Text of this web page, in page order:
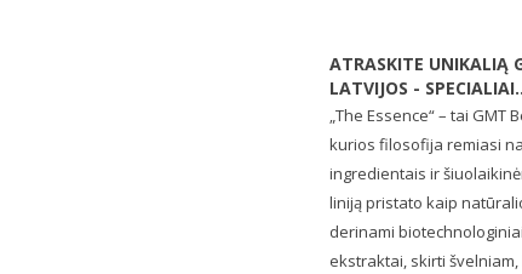
ATRASKITE UNIKALIĄ
LATVIJOS -
„The Essence“ – tai
kurios filosofija remiasi
ingredientais ir
liniją pristato kaip
derinami
ekstraktai, skirti